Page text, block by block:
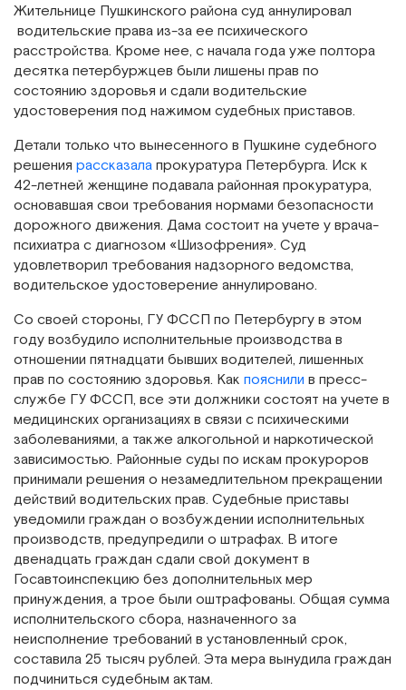
Жительнице Пушкинского района суд аннулировал
водительские права из-за ее психического
расстройства. Кроме нее, с начала года уже полтора
десятка петербуржцев были лишены прав по
состоянию здоровья и сдали водительские
удостоверения под нажимом судебных приставов.
Детали только что вынесенного в Пушкине судебного
решения рассказалапрокуратура Петербурга. Иск к
42-летней женщине подавала районная прокуратура,
основавшая свои требования нормами безопасности
дорожного движения. Дама состоит на учете у врача-
психиатра с диагнозом «Шизофрения». Суд
удовлетворил требования надзорного ведомства,
водительское удостоверение аннулировано.
Со своей стороны, ГУ ФССП по Петербургу в этом
году возбудило исполнительные производства в
отношении пятнадцати бывших водителей, лишенных
прав по состоянию здоровья. Как пояснили в пресс-
службе ГУ ФССП, все эти должники состоят на учете в
медицинских организациях в связи с психическими
заболеваниями, а также алкогольной и наркотической
зависимостью. Районные суды по искам прокуроров
принимали решения о незамедлительном прекращении
действий водительских прав. Судебные приставы
уведомили граждан о возбуждении исполнительных
производств, предупредили о штрафах. В итоге
двенадцать граждан сдали свой документ в
Госавтоинспекцию без дополнительных мер
принуждения, а трое были оштрафованы. Общая сумма
исполнительского сбора, назначенного за
неисполнение требований в установленный срок,
составила 25 тысяч рублей. Эта мера вынудила граждан
подчиниться судебным актам.